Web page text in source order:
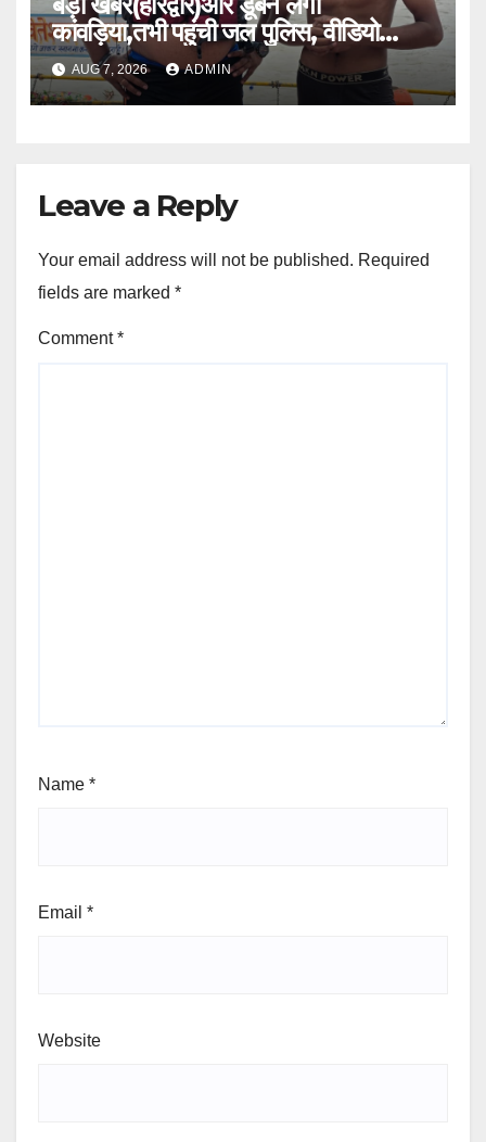
कांवड़िया,तभी पहुंची जल पुलिस, वीडियो
वायरल।।
AUG 7, 2026 ADMIN
Leave a Reply
Your email address will not be published. Required
fields are marked *
Comment*
Name *
Email *
Website